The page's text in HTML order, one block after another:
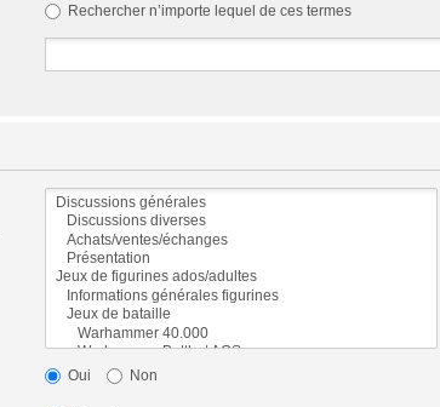
Rechercher n’importe lequel de ces termes
Oui Non